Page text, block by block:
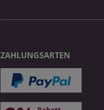
ZAHLUNGSARTEN